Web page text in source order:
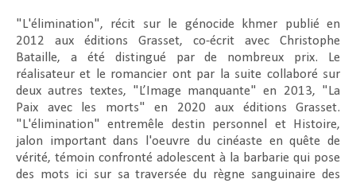
"L'élimination", récit sur le génocide khmer publié en
2012 aux éditions Grasset, co-écrit avec Christophe
Bataille, a été distingué par de nombreux prix. Le
réalisateur et le romancier ont par la suite collaboré sur
deux autres textes, "L’Image manquante" en 2013, "La
Paix avec les morts" en 2020 aux éditions Grasset.
"L'élimination" entremêle destin personnel et Histoire,
jalon important dans l'oeuvre du cinéaste en quête de
vérité, témoin confronté adolescent à la barbarie qui pose
des mots ici sur sa traversée du règne sanguinaire des